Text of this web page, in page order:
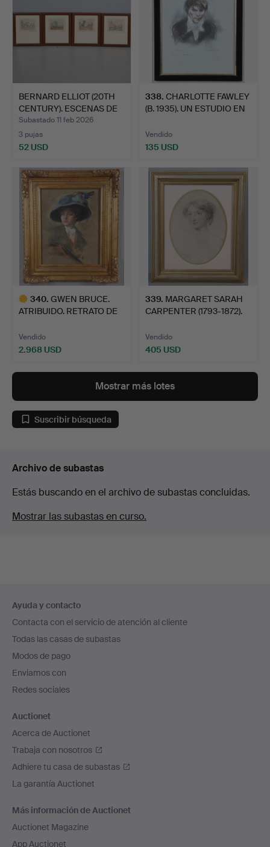
BERNARD ELLIOT (20TH
CENTURY). ESCENAS DE
…
Subastado 11 feb 2026
3 pujas
52 USD
338. CHARLOTTE FAWLEY
(B. 1935). UN ESTUDIO EN
Vendido
135 USD
340. GWEN BRUCE.
ATRIBUIDO. RETRATO DE
Vendido
2.968 USD
seleccionado
339. MARGARET SARAH
CARPENTER (1793-1872).
Vendido
405 USD
Mostrar más lotes
Suscribir búsqueda
Archivo de subastas
Estás buscando en el archivo de subastas concluidas.
Mostrar las subastas en curso.
en
el
pie
de
página
Ayuda y contacto
Contacta con el servicio de atención al cliente
Todas las casas de subastas
Modos de pago
Enviamos con
Redes sociales
Auctionet
Acerca de Auctionet
Trabaja con nosotros
Adhiere tu casa de subastas
La garantía Auctionet
Más información de Auctionet
Auctionet Magazine
App Auctionet